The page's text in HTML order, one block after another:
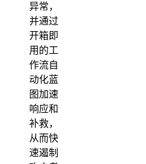
异常，
并通过
开箱即
用的工
作流自
动化蓝
图加速
响应和
补救，
从而快
速遏制